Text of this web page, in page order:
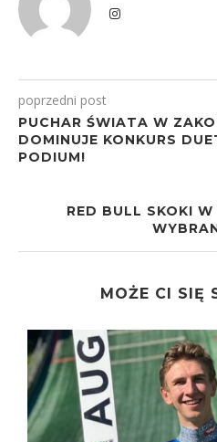
poprzedni post
PUCHAR ŚWIATA W
DOMINUJE KONKURS
PODIUM!
RED BULL SKOKI
MOŻE CI SIĘ